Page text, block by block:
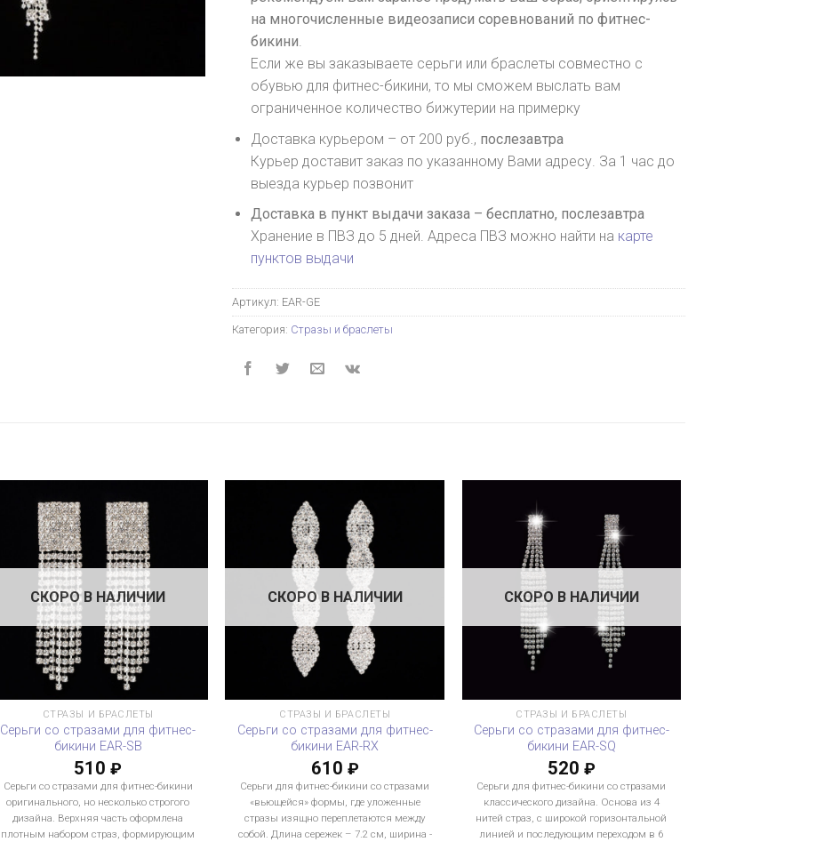
на многочисленные видеозаписи соревнований по фитнес-
бикини.
Если же вы заказываете серьги или браслеты совместно с
обувью для фитнес-бикини, то мы сможем выслать вам
ограниченное количество бижутерии на примерку
Доставка курьером – от 200 руб., послезавтра
Курьер доставит заказ по указанному Вами адресу. За 1 час до
выезда курьер позвонит
Доставка в пункт выдачи заказа – бесплатно, послезавтра
Хранение в ПВЗ до 5 дней. Адреса ПВЗ можно найти на карте
пунктов выдачи
Артикул: EAR-GE
Категория: Стразы и браслеты
СКОРО В НАЛИЧИИ
СТРАЗЫ И БРАСЛЕТЫ
Серьги со стразами для фитнес-
бикини EAR-SB
510₽
Серьги со стразами для фитнес-бикини
оригинального, но несколько строгого
дизайна. Верхняя часть оформлена
плотным набором страз, формирующим
СКОРО В НАЛИЧИИ
СТРАЗЫ И БРАСЛЕТЫ
Серьги со стразами для фитнес-
бикини EAR-RX
610 ₽
Серьги для фитнес-бикини со стразами
«вьющейся» формы, где уложенные
стразы изящно переплетаются между
собой. Длина сережек – 7.2 см, ширина -
СКОРО В НАЛИЧИИ
СТРАЗЫ И БРАСЛЕТЫ
Серьги со стразами для фитнес-
бикини EAR-SQ
520 ₽
Серьги для фитнес-бикини со стразами
классического дизайна. Основа из 4
нитей страз, с широкой горизонтальной
линией и последующим переходом в 6